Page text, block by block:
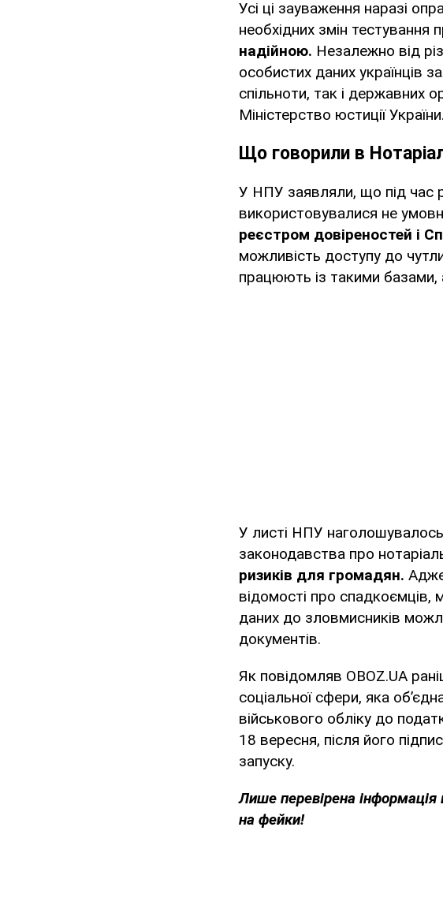
Усі ці зауваження наразі
необхідних змін тестування
надійною. Незалежно від
особистих даних українців
спільноти, так і державних
Міністерство юстиції України.
Що говорили в
У НПУ заявляли, що під час
використовувалися не
реєстром довіреностей і
можливість доступу до
працюють із такими
У листі НПУ
законодавства про
ризиків для громадян.
відомості про спадкоємців,
даних до зловмисників
документів.
Як повідомляв OBOZ.UA
соціальної сфери, яка
військового обліку до
18 вересня, після його
запуску.
Лише перевірена інформація
на фейки!